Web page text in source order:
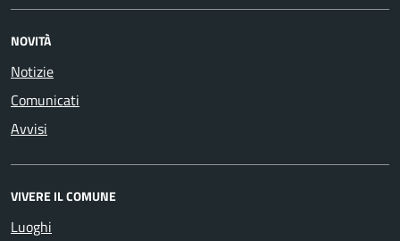
NOVITÀ
Notizie
Comunicati
Avvisi
VIVERE IL COMUNE
Luoghi